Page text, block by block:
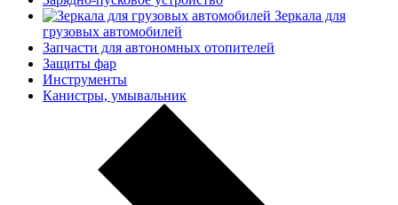
Зеркала для
грузовых автомобилей
Запчасти для автономных отопителей
Защиты фар
Инструменты
Канистры, умывальник